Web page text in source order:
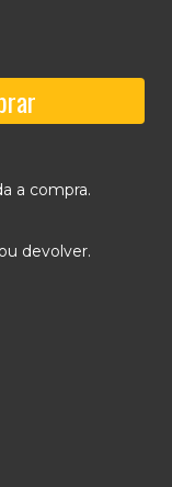
a compra.
devolver.